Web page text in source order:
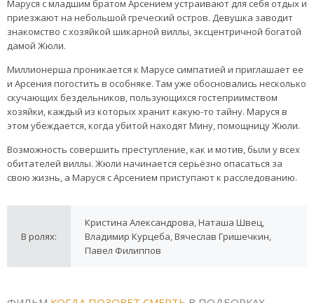
Маруся с младшим братом Арсением устраивают для себя отдых и
приезжают на небольшой греческий остров. Девушка заводит
знакомство с хозяйкой шикарной виллы, эксцентричной богатой
дамой Жюли.
Миллионерша проникается к Марусе симпатией и приглашает ее
и Арсения погостить в особняке. Там уже обосновались несколько
скучающих бездельников, пользующихся гостеприимством
хозяйки, каждый из которых хранит какую-то тайну. Маруся в
этом убеждается, когда убитой находят Мину, помощницу Жюли.
Возможность совершить преступление, как и мотив, были у всех
обитателей виллы. Жюли начинается серьёзно опасаться за
свою жизнь, а Маруся с Арсением приступают к расследованию.
В ролях:
Кристина Александрова, Наташа Швец,
Владимир Курцеба, Вячеслав Гришечкин,
Павел Филиппов